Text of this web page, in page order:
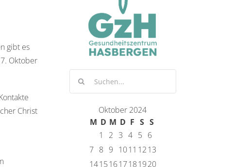
gibt es
Oktober
Christ
Oktober 2024
M D M D F S S
1
2 3 4 5 6
7 8 9 1011 1213
14151617181920